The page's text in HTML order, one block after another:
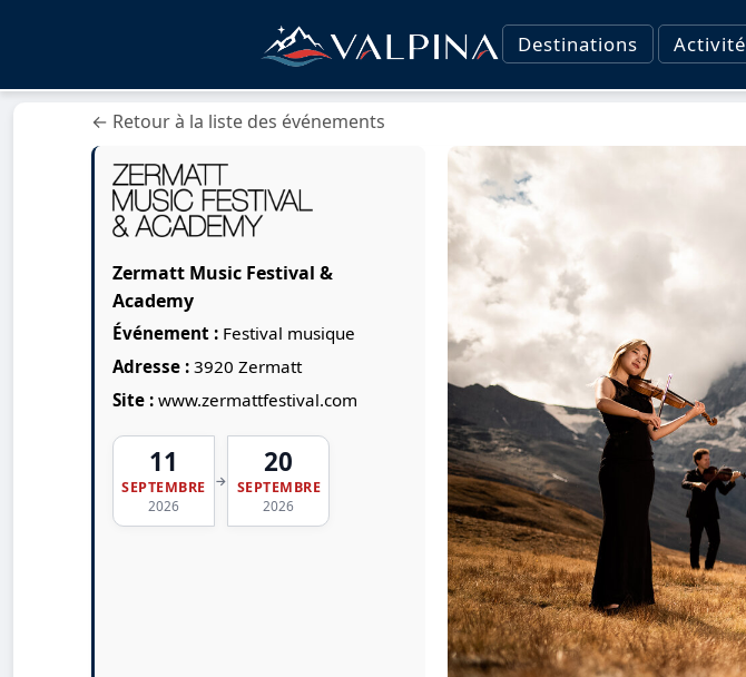
Destinations
← Retour à la liste des événements
Zermatt Music Festival &
Academy
Événement : Festival musique
Adresse : 3920 Zermatt
Site : www.zermattfestival.com
11
SEPTEMBRE
2026
→
20
SEPTEMBRE
2026